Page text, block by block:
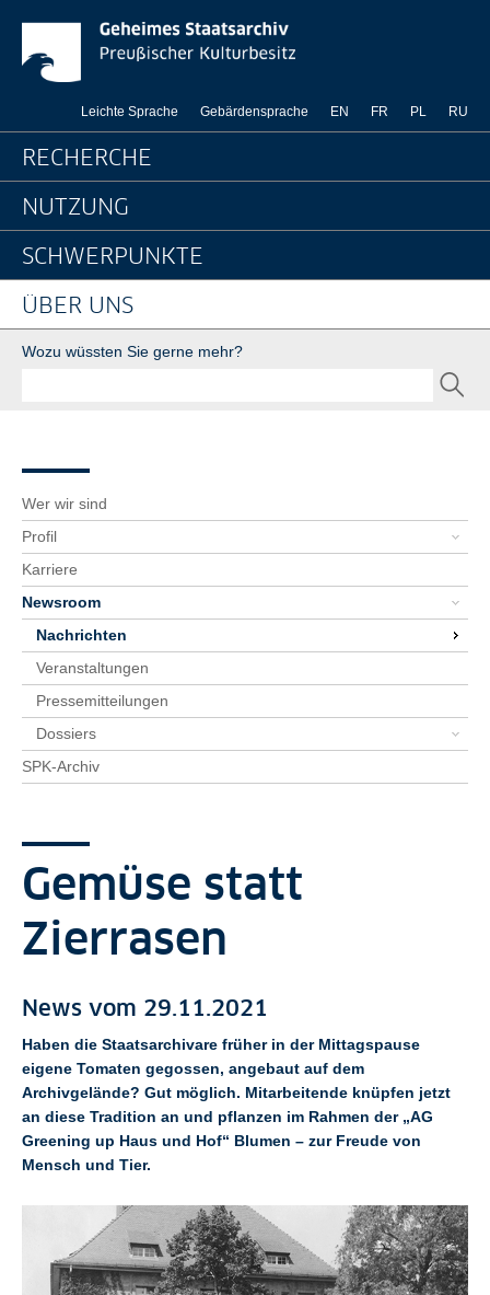
Springe direkt zu:
News-Detailseite -
Leichte Sprache Gebärdensprache EN FR PL RU
Hauptnavigation
RECHERCHE
NUTZUNG
SCHWERPUNKTE
ÜBER UNS
Suche
Wozu wüssten Sie gerne mehr?
Wer wir sind
Profil
Karriere
Newsroom
Nachrichten
Veranstaltungen
Pressemitteilungen
Dossiers
SPK-Archiv
Gemüse statt
Zierrasen
News vom 29.11.2021
Haben die Staatsarchivare früher in der Mittagspause
eigene Tomaten gegossen, angebaut auf dem
Archivgelände? Gut möglich. Mitarbeitende knüpfen jetzt
an diese Tradition an und pflanzen im Rahmen der „AG
Greening up Haus und Hof“ Blumen – zur Freude von
Mensch und Tier.